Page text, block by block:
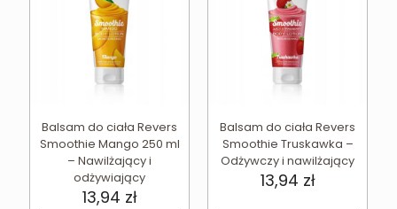
Balsam do ciała Revers
Smoothie Mango 250 ml
– Nawilżający i
odżywiający
13,94 zł
Balsam do ciała Revers
Smoothie Truskawka –
Odżywczy i nawilżający
13,94 zł